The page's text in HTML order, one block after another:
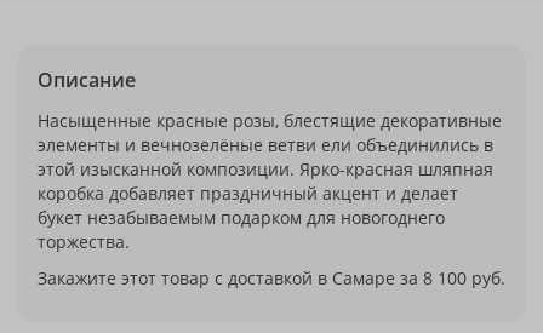
Описание
Насыщенные красные розы, блестящие декоративные
элементы и вечнозелёные ветви ели объединились в
этой изысканной композиции. Ярко-красная шляпная
коробка добавляет праздничный акцент и делает
букет незабываемым подарком для новогоднего
торжества.
Закажите этот товар с доставкой в Самаре за 8 100 руб.